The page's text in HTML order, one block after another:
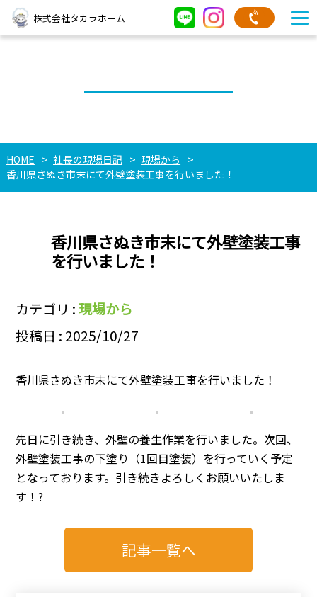
株式会社タカラホーム
HOME 社長の現場日記
現場から
香川県さぬき市末にて外壁塗装工事を行いました！
香川県さぬき市末にて外壁塗装工事
を行いました！
カテゴリ :現場から
投稿日 : 2025/10/27
香川県さぬき市末にて外壁塗装工事を行いました！
先日に引き続き、外壁の養生作業を行いました。次回、
外壁塗装工事の下塗り（1回目塗装）を行っていく予定
となっております。引き続きよろしくお願いいたしま
す！?
記事一覧へ